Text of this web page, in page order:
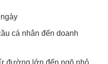
cá nhân đến doanh
đường lớn đến ngõ nhỏ